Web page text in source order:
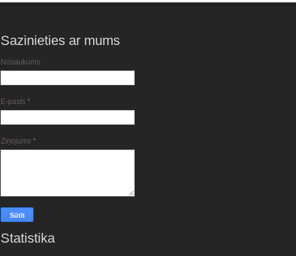
Sazinieties ar mums
Nosaukums
E-pasts *
Ziņojums *
Statistika